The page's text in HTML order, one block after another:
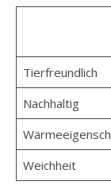
Tierfreundlich
Nachhaltig
Weichheit